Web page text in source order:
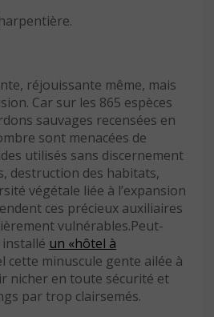
réjouissante même, mais
Car sur les 865 espèces
sauvages recensées en
sont menacées de
utilisés sans discernement
destruction des habitats,
végétale liée à l’expansion
ces précieux auxiliaires
vulnérables.Peut-
un «hôtel à
cette minuscule gente ailée à
nicher en toute sécurité et
par trop clairsemés.